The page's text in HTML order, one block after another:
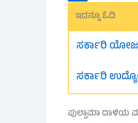
ಇದನ್ನೂ ಓದಿ
ಸರ್ಕಾರಿ
ಸರ್ಕಾರಿ
ಪುಲ್ವಾಮಾ ದಾಳಿಯ